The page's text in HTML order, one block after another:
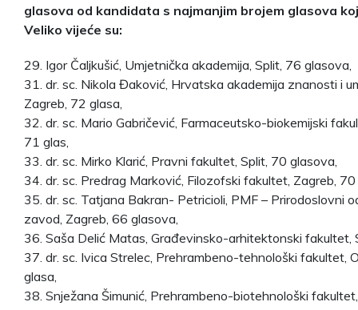
glasova od kandidata s najmanjim brojem glasova
Veliko vijeće su:
29. Igor Čaljkušić, Umjetnička akademija, Split, 76 glasova,
31. dr. sc. Nikola Đaković, Hrvatska akademija znanosti i
Zagreb, 72 glasa,
32. dr. sc. Mario Gabričević, Farmaceutsko-biokemijski
71 glas,
33. dr. sc. Mirko Klarić, Pravni fakultet, Split, 70 glasova,
34. dr. sc. Predrag Marković, Filozofski fakultet, Zagreb,
35. dr. sc. Tatjana Bakran- Petricioli, PMF – Prirodoslovni
zavod, Zagreb, 66 glasova,
36. Saša Delić Matas, Građevinsko-arhitektonski fakultet,
37. dr. sc. Ivica Strelec, Prehrambeno-tehnološki fakultet,
glasa,
38. Snježana Šimunić, Prehrambeno-biotehnološki